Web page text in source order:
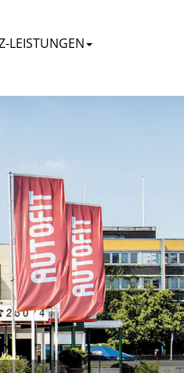
LEISTUNGEN